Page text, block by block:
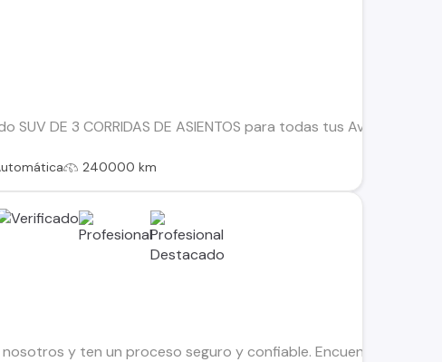
SUV DE 3 CORRIDAS DE ASIENTOS para todas tus Aventuras
240000 km
y ten un proceso seguro y confiable. Encuentra el ideal